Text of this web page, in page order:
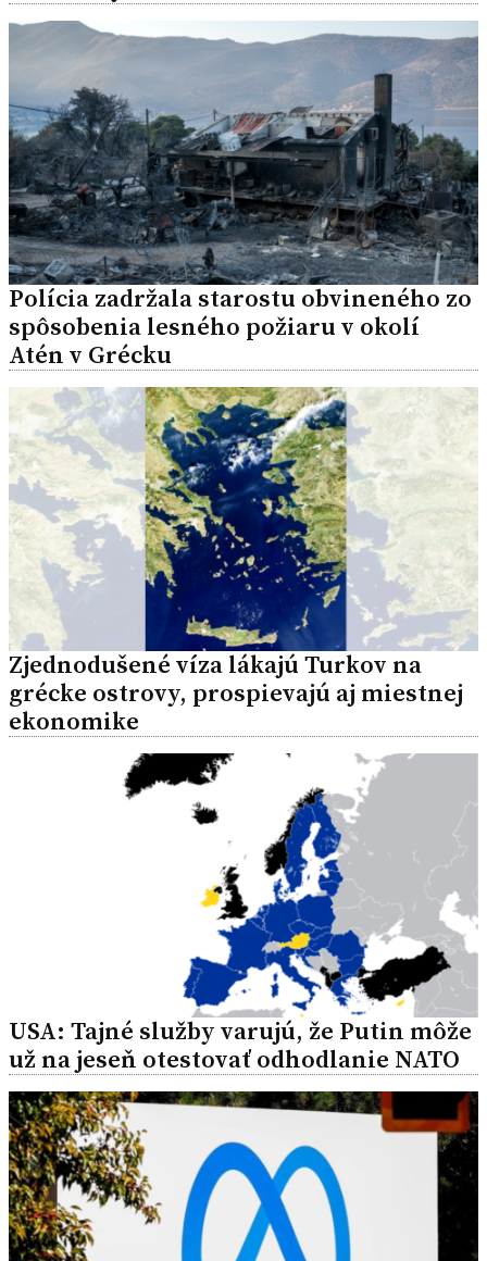
Polícia zadržala starostu obvineného zo
spôsobenia lesného požiaru v okolí
Atén v Grécku
Zjednodušené víza lákajú Turkov na
grécke ostrovy, prospievajú aj miestnej
ekonomike
USA: Tajné služby varujú, že Putin môže
už na jeseň otestovať odhodlanie NATO